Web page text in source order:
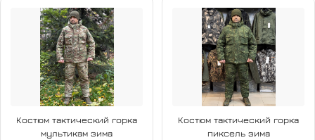
Костюм тактический горка
мультикам зима
Костюм тактический горка
пиксель зима